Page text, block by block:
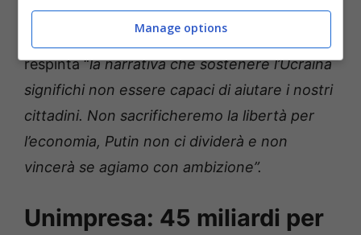
ovviamente non sarà l’ultimo“), un
riferimento alla crisi ucraina. Per Gentiloni va
respinta “la narrativa che sostenere l’Ucraina
significhi non essere capaci di aiutare i nostri
cittadini. Non sacrificheremo la libertà per
l’economia, Putin non ci dividerà e non
vincerà se agiamo con ambizione”.
Unimpresa: 45 miliardi per
Manage options